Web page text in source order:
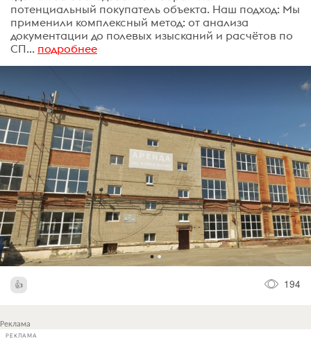
потенциальный покупатель объекта. Наш подход: Мы
применили комплексный метод: от анализа
документации до полевых изысканий и расчётов по
СП... подробнее
194
Реклама
РЕКЛАМА